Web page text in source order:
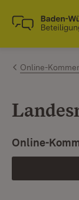
Zum
Link zur
Online-
Online-